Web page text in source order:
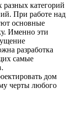
категорий
При работе над
основные
Именно эти
разработка
самые
дом
черты любого